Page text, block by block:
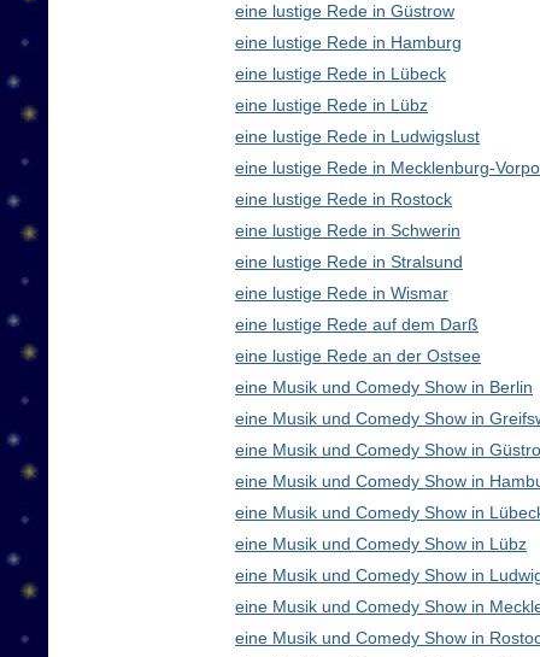
eine lustige Rede in Güstrow
eine lustige Rede in Hamburg
eine lustige Rede in Lübeck
eine lustige Rede in Lübz
eine lustige Rede in Ludwigslust
eine lustige Rede in Mecklenburg-
eine lustige Rede in Rostock
eine lustige Rede in Schwerin
eine lustige Rede in Stralsund
eine lustige Rede in Wismar
eine lustige Rede auf dem Darß
eine lustige Rede an der Ostsee
eine Musik und Comedy Show in Berlin
eine Musik und Comedy Show in
eine Musik und Comedy Show in
eine Musik und Comedy Show in
eine Musik und Comedy Show in
eine Musik und Comedy Show in Lübz
eine Musik und Comedy Show in
eine Musik und Comedy Show in
eine Musik und Comedy Show in